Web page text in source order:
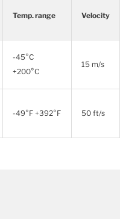
Temp. range Velocity
-45°C
+200°C
15 m/s
-49°F +392°F 50 ft/s